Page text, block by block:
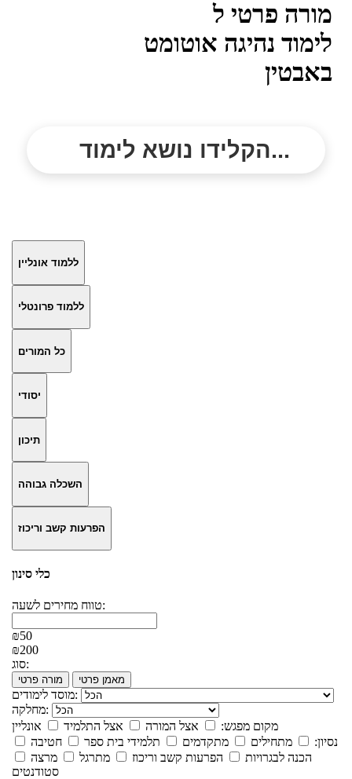
מורה פרטי ל
לימוד נהיגה אוטומט
באבטין
הקלידו נושא לימוד...
ללמוד אונליין
ללמוד פרונטלי
כל המורים
יסודי
תיכון
השכלה גבוהה
הפרעות קשב וריכוז
כלי סינון
טווח מחירים לשעה:
₪50
₪200
סוג:
מורה פרטי מאמן פרטי
מוסד לימודים:
מחלקה:
מקום מפגש:
אצל המורה אצל התלמיד
אונליין
נסיון:
מתחילים מתקדמים תלמידי בית ספר
חטיבה
הכנה לבגרויות
הפרעות קשב וריכוז מתרגל
מרצה
סטודנטים